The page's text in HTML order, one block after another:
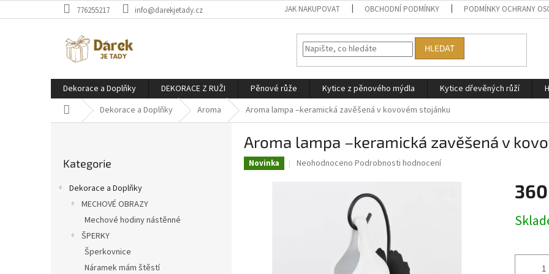
na
776255217 info@darekjetady.cz JAK NAKUPOVAT OBCHODNÍ PODMÍNKY PODMÍNKY OCHRANY
HLEDAT
Dekorace a Doplňky DEKORACE Z RUŽI Pěnové růže Kytice z pěnového mýdla Kytice dřevěných růží
Domů Dekorace a Doplňky Aroma Aroma lampa –keramická zavěšená v kovovém stojánku
kategorie
Kategorie
Dekorace a Doplňky
MECHOVÉ OBRAZY
Mechové hodiny nástěnné
ŠPERKY
Šperkovnice
Náramek mám štěstí
Aroma lampa –keramická zavěšená v
Novinka
Průměrné
Neohodnoceno Podrobnosti hodnocení
cena: